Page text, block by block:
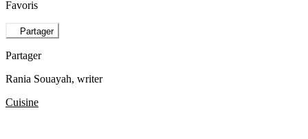
Favoris
Partager
Partager
Rania Souayah, writer
Cuisine